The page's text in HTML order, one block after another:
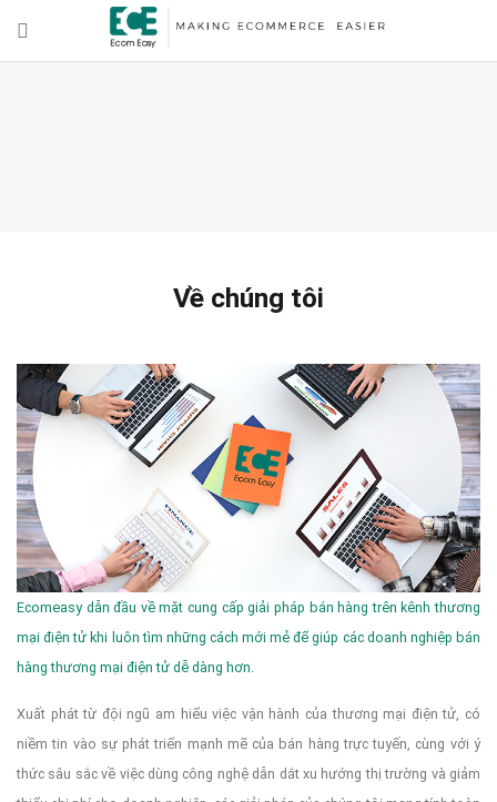
Về chúng tôi
Ecomeasy dẫn đầu về mặt cung cấp giải pháp bán hàng trên kênh thương
mại điện tử khi luôn tìm những cách mới mẻ để giúp các doanh nghiệp bán
hàng thương mại điện tử dễ dàng hơn.
Xuất phát từ đội ngũ am hiểu việc vận hành của thương mại điện tử, có
niềm tin vào sự phát triển mạnh mẽ của bán hàng trực tuyến, cùng với ý
thức sâu sắc về việc dùng công nghệ dẫn dắt xu hướng thị trường và giảm